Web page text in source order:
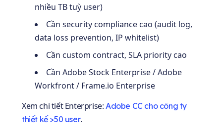
nhiều TB tuỳ user)
Cần security compliance cao (audit log,
data loss prevention, IP whitelist)
Cần custom contract, SLA priority cao
Cần Adobe Stock Enterprise / Adobe
Workfront / Frame.io Enterprise
Xem chi tiết Enterprise: Adobe CC cho công ty
thiết kế >50 user.